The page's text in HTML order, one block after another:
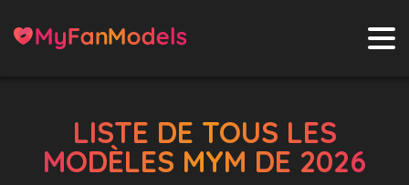
LISTE DE TOUS LES
MODÈLES MYM DE 2026